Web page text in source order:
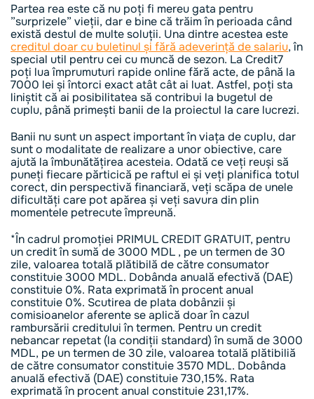
Partea rea este că nu poți fi mereu gata pentru
”surprizele” vieții, dar e bine că trăim în perioada când
există destul de multe soluții. Una dintre acestea este
creditul doar cu buletinul și fără adeverință de salariu, în
special util pentru cei cu muncă de sezon. La Credit7
poți lua împrumuturi rapide online fără acte, de până la
7000 lei și întorci exact atât cât ai luat. Astfel, poți sta
liniștit că ai posibilitatea să contribui la bugetul de
cuplu, până primești banii de la proiectul la care lucrezi.
Banii nu sunt un aspect important în viața de cuplu, dar
sunt o modalitate de realizare a unor obiective, care
ajută la îmbunătățirea acesteia. Odată ce veți reuși să
puneți fiecare părticică pe raftul ei și veți planifica totul
corect, din perspectivă financiară, veți scăpa de unele
dificultăți care pot apărea și veți savura din plin
momentele petrecute împreună.
*În cadrul promoției PRIMUL CREDIT GRATUIT, pentru
un credit în sumă de 3000 MDL , pe un termen de 30
zile, valoarea totală plătibilă de către consumator
constituie 3000 MDL. Dobânda anuală efectivă (DAE)
constituie 0%. Rata exprimată în procent anual
constituie 0%. Scutirea de plata dobânzii și
comisioanelor aferente se aplică doar în cazul
rambursării creditului în termen. Pentru un credit
nebancar repetat (la condiții standard) în sumă de 3000
MDL, pe un termen de 30 zile, valoarea totală plătibiliă
de către consumator constituie 3570 MDL. Dobânda
anuală efectivă (DAE) constituie 730,15%. Rata
exprimată în procent anual constituie 231,17%.